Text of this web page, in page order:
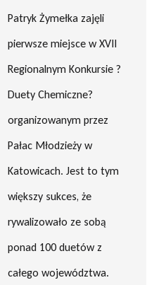
Patryk Żymełka zajęli
pierwsze miejsce w XVII
Regionalnym Konkursie ?
Duety Chemiczne?
organizowanym przez
Pałac Młodzieży w
Katowicach. Jest to tym
większy sukces, że
rywalizowało ze sobą
ponad 100 duetów z
całego województwa.